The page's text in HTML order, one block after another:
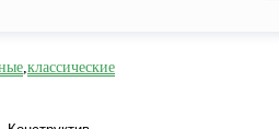
,классические